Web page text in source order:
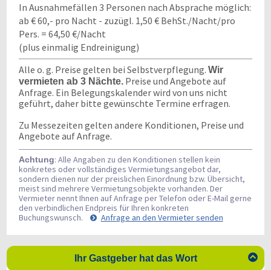
In Ausnahmefällen 3 Personen nach Absprache möglich:
ab € 60,- pro Nacht - zuzügl. 1,50 € BehSt./Nacht/pro
Pers. = 64,50 €/Nacht
(plus einmalig Endreinigung)
Alle o. g. Preise gelten bei Selbstverpflegung. Wir
vermieten ab 3 Nächte. Preise und Angebote auf
Anfrage. Ein Belegungskalender wird von uns nicht
geführt, daher bitte gewünschte Termine erfragen.
Zu Messezeiten gelten andere Konditionen, Preise und
Angebote auf Anfrage.
Achtung: Alle Angaben zu den Konditionen stellen kein
konkretes oder vollständiges Vermietungsangebot dar,
sondern dienen nur der preislichen Einordnung bzw. Übersicht,
meist sind mehrere Vermietungsobjekte vorhanden. Der
Vermieter nennt Ihnen auf Anfrage per Telefon oder E-Mail gerne
den verbindlichen Endpreis für Ihren konkreten
Buchungswunsch.
Anfrage an den Vermieter senden
Ihr Gastgeber hat das Wort 